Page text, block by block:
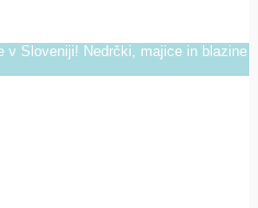
v Sloveniji! Nedrčki, majice in blazine